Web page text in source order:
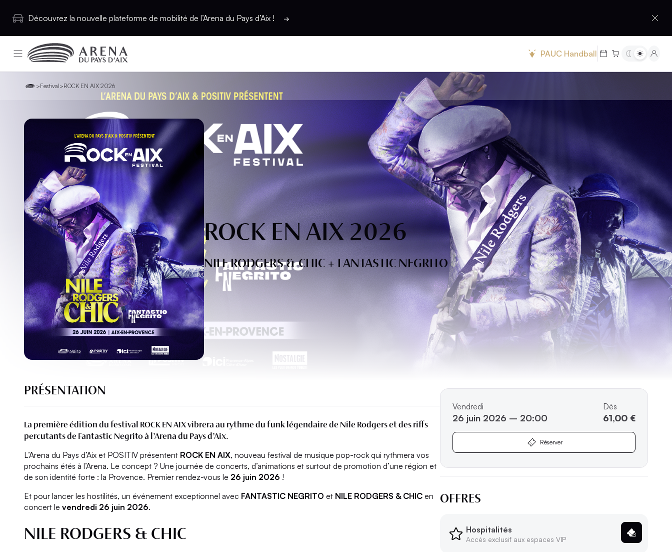
Découvrez la nouvelle plateforme de mobilité de l’Arena du Pays d’Aix !
PAUC Handball
>Festival>ROCK EN AIX 2026
ROCK EN AIX 2026
NILE RODGERS & CHIC + FANTASTIC NEGRITO
PRÉSENTATION
La première édition du festival ROCK EN AIX vibrera au rythme du funk légendaire de Nile Rodgers et des riffs
percutants de Fantastic Negrito à l’Arena du Pays d’Aix.
L’Arena du Pays d’Aix et POSITIV présentent ROCK EN AIX, nouveau festival de musique pop-rock qui rythmera vos
prochains étés à l’Arena. Le concept ? Une journée de concerts, d’animations et surtout de promotion d’une région et
de son identité forte : la Provence. Premier rendez-vous le 26 juin 2026 !
Et pour lancer les hostilités, un événement exceptionnel avec FANTASTIC NEGRITO et NILE RODGERS & CHIC en
concert le vendredi 26 juin 2026.
NILE RODGERS & CHIC
Vendredi
26 juin 2026 – 20:00
Dès
61,00 €
Réserver
OFFRES
Hospitalités
Accès exclusif aux espaces VIP